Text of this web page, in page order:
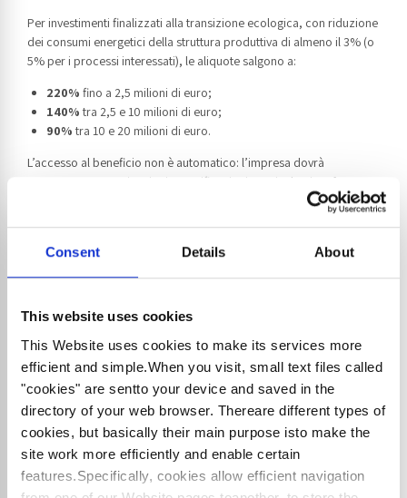
Consent Details About
This website uses cookies
This Website uses cookies to make its services more
efficient and simple.When you visit, small text files called
"cookies" are sentto your device and saved in the
directory of your web browser. Thereare different types of
cookies, but basically their main purpose isto make the
site work more efficiently and enable certain
features.Specifically, cookies allow efficient navigation
Per investimenti finalizzati alla transizione ecologica, con riduzione
dei consumi energetici della struttura produttiva di almeno il 3% (o
5% per i processi interessati), le aliquote salgono a:
220% fino a 2,5 milioni di euro;
140% tra 2,5 e 10 milioni di euro;
90% tra 10 e 20 milioni di euro.
L’accesso al beneficio non è automatico: l’impresa dovrà
trasmettere comunicazioni e certificazioni tramite la piattaforma
GSE, secondo modelli standardizzati. La riduzione dei consumi
energetici si considera conseguita anche in caso di sostituzione di
progetti di innovazione con contratti EPC.
proporzionale alla maggiorazione dell’ammortamento. È
2026, considerando le regole transitorie e la cumulabilità con altre
agevolazioni, purché non si superi il costo sostenuto.
L’iperammortamento 2026 rappresenta una significativa
opportunità per le imprese che investono in innovazione e
sostenibilità, offrendo vantaggi fiscali rilevanti e favorendo la
transizione ecologica del sistema produttivo italiano.